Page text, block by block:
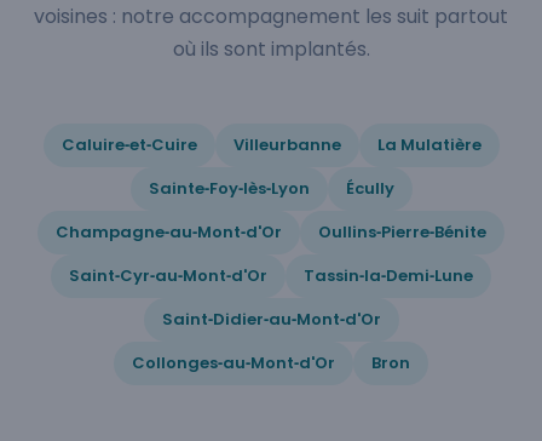
voisines : notre accompagnement les suit partout
où ils sont implantés.
Caluire‑et‑Cuire Villeurbanne
La Mulatière
Sainte‑Foy‑lès‑Lyon
Écully
Champagne‑au‑Mont‑d'Or
Oullins‑Pierre‑Bénite
Saint‑Cyr‑au‑Mont‑d'Or
Tassin‑la‑Demi‑Lune
Saint‑Didier‑au‑Mont‑d'Or
Collonges‑au‑Mont‑d'Or
Bron